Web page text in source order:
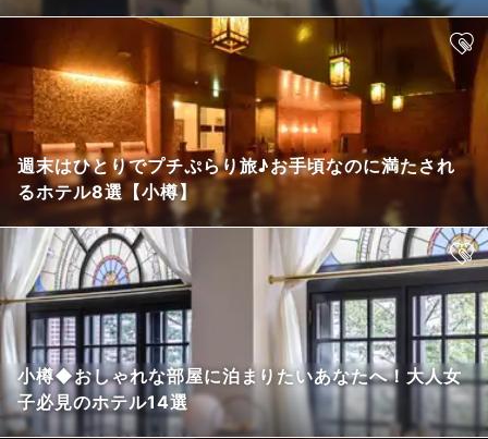
週末はひとりでプチぷらり旅♪お手頃なのに満たされ
るホテル8選【小樽】
小樽◆おしゃれな部屋に泊まりたいあなたへ！大人女
子必見のホテル14選